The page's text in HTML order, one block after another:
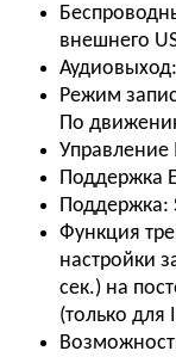
внешнего
Аудиовыход:
Режим
По
Управление
Поддержка
Поддержка:
Функция
настройки
сек.) на
(только для